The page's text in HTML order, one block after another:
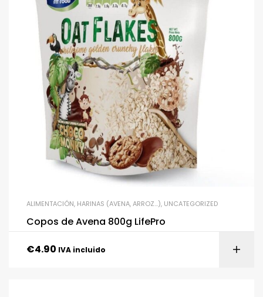
ALIMENTACIÓN, HARINAS (AVENA, ARROZ…), UNCATEGORIZED
Copos de Avena 800g LifePro
€4.90 IVA incluido